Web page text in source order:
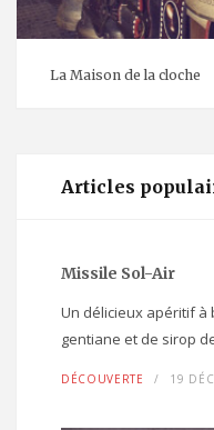
La Maison de la cloche
Articles
Missile Sol-Air
Un délicieux apéritif à
gentiane et de sirop
DÉCOUVERTE 19